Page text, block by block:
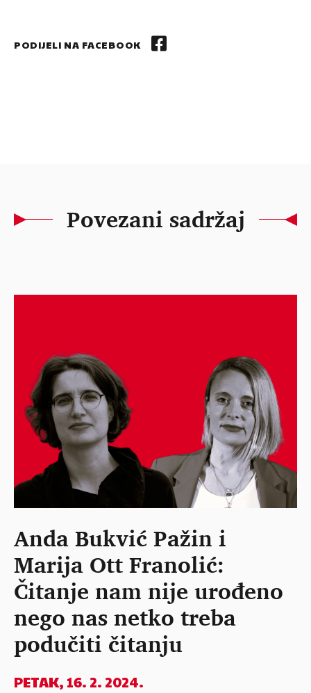
PODIJELI NA FACEBOOK
Povezani sadržaj
Anda Bukvić Pažin i
Marija Ott Franolić:
Čitanje nam nije urođeno
nego nas netko treba
podučiti čitanju
PETAK, 16. 2. 2024.